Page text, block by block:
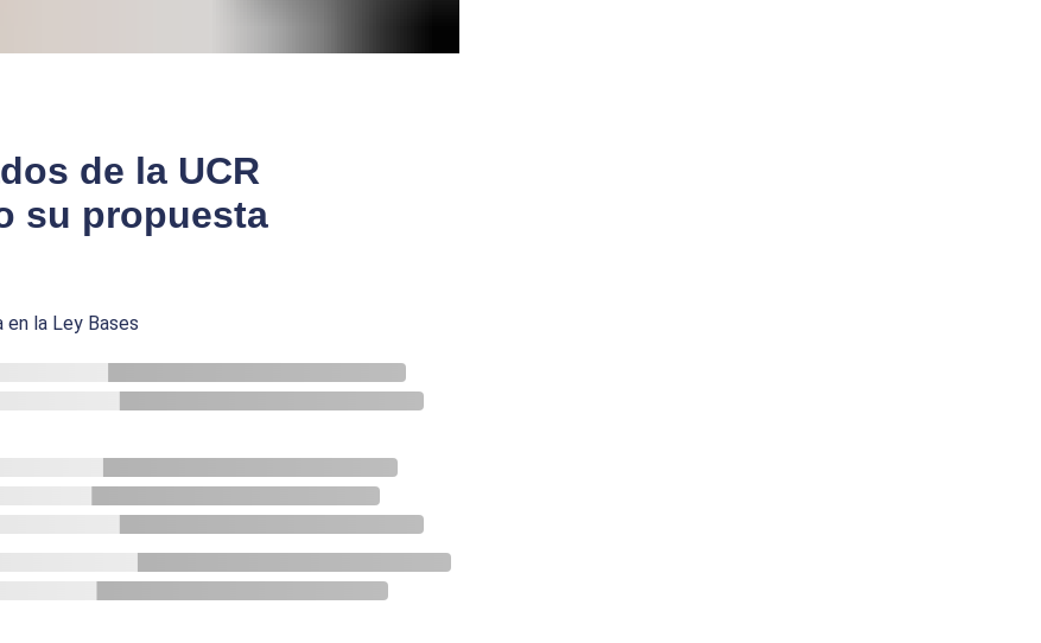
de la UCR
su propuesta
en la Ley Bases